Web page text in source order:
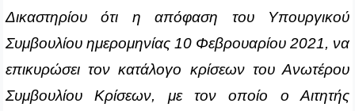
Δικαστηρίου ότι η απόφαση του Υπουργικού
Συμβουλίου ημερομηνίας 10 Φεβρουαρίου 2021, να
επικυρώσει τον κατάλογο κρίσεων του Ανωτέρου
Συμβουλίου Κρίσεων, με τον οποίο ο Αιτητής